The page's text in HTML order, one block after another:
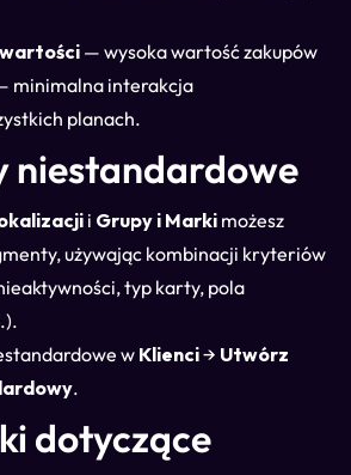
— wysoka wartość zakupów
minimalna interakcja
planach.
niestandardowe
i Grupy i Marki możesz
używając kombinacji kryteriów
typ karty, pola
wKlienci→ Utwórz
.
dotyczące